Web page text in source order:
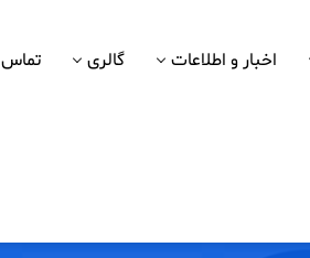
اخبار و اطلاعات گالری تماس